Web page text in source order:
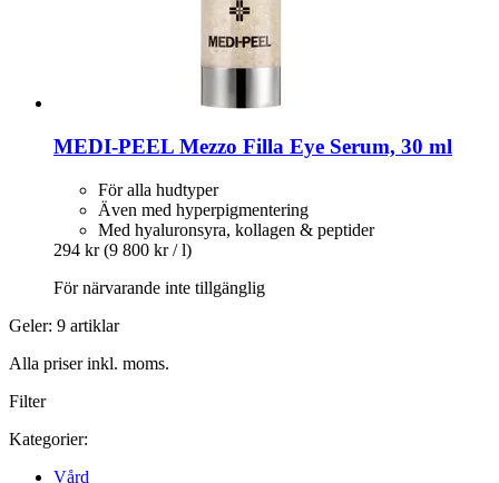
MEDI-PEEL Mezzo Filla Eye Serum, 30 ml
För alla hudtyper
Även med hyperpigmentering
Med hyaluronsyra, kollagen & peptider
294 kr (9 800 kr / l)
För närvarande inte tillgänglig
Geler: 9 artiklar
Alla priser inkl. moms.
Filter
Kategorier:
Vård